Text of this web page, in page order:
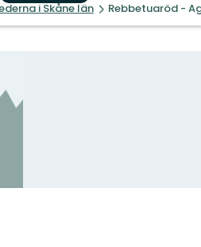
i Skåne län Rebbetuaröd -